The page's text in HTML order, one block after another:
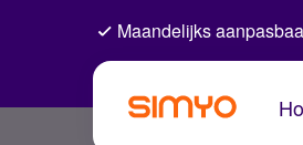
Maandelijks